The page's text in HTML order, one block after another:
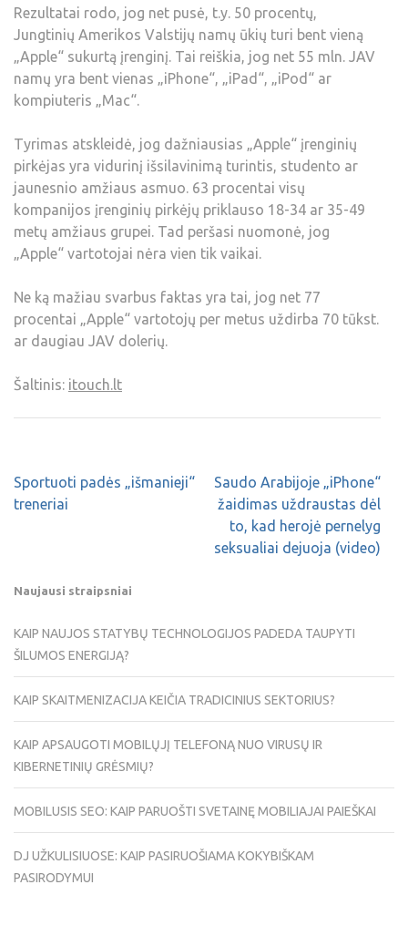
Rezultatai rodo, jog net pusė, t.y. 50 procentų,
Jungtinių Amerikos Valstijų namų ūkių turi bent vieną
„Apple“ sukurtą įrenginį. Tai reiškia, jog net 55 mln. JAV
namų yra bent vienas „iPhone“, „iPad“, „iPod“ ar
kompiuteris „Mac“.
Tyrimas atskleidė, jog dažniausias „Apple“ įrenginių
pirkėjas yra vidurinį išsilavinimą turintis, studento ar
jaunesnio amžiaus asmuo. 63 procentai visų
kompanijos įrenginių pirkėjų priklauso 18-34 ar 35-49
metų amžiaus grupei. Tad peršasi nuomonė, jog
„Apple“ vartotojai nėra vien tik vaikai.
Ne ką mažiau svarbus faktas yra tai, jog net 77
procentai „Apple“ vartotojų per metus uždirba 70 tūkst.
ar daugiau JAV dolerių.
Šaltinis: itouch.lt
Sportuoti padės „išmanieji“
treneriai
Saudo Arabijoje „iPhone“
žaidimas uždraustas dėl
to, kad herojė pernelyg
seksualiai dejuoja (video)
Naujausi straipsniai
KAIP NAUJOS STATYBŲ TECHNOLOGIJOS PADEDA TAUPYTI
ŠILUMOS ENERGIJĄ?
KAIP SKAITMENIZACIJA KEIČIA TRADICINIUS SEKTORIUS?
KAIP APSAUGOTI MOBILŲJĮ TELEFONĄ NUO VIRUSŲ IR
KIBERNETINIŲ GRĖSMIŲ?
MOBILUSIS SEO: KAIP PARUOŠTI SVETAINĘ MOBILIAJAI PAIEŠKAI
DJ UŽKULISIUOSE: KAIP PASIRUOŠIAMA KOKYBIŠKAM
PASIRODYMUI